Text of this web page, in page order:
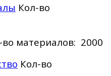
Кол-во
во материалов: 2000
Кол-во